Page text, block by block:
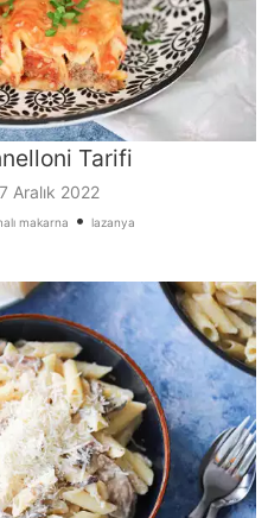
Tarifi
Aralık 2022
makarna • lazanya